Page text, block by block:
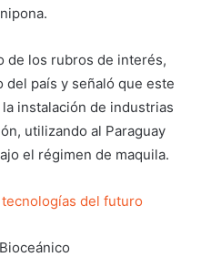
de los rubros de interés,
país y señaló que este
instalación de industrias
utilizando al Paraguay
el régimen de maquila.
tecnologías del futuro